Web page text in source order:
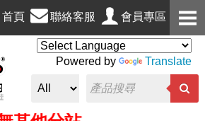
會員專區
聯絡客服
首頁
Powered by Translate